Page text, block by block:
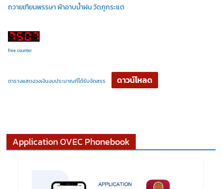
ถวายเทียนพรรษา ผ้าอาบน้ำฝน วัดภูกระแต
free counter
ตารางแสดงวงเงินงบประมาณที่ได้รับจัดสรร ดาวน์โหลด
Application OVEC Phonebook